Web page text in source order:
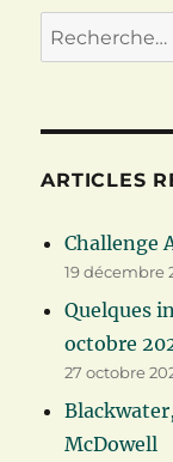
Recherche
pour :
ARTICLES
Challenge
19 décembre
Quelques
octobre
27 octobre
McDowell